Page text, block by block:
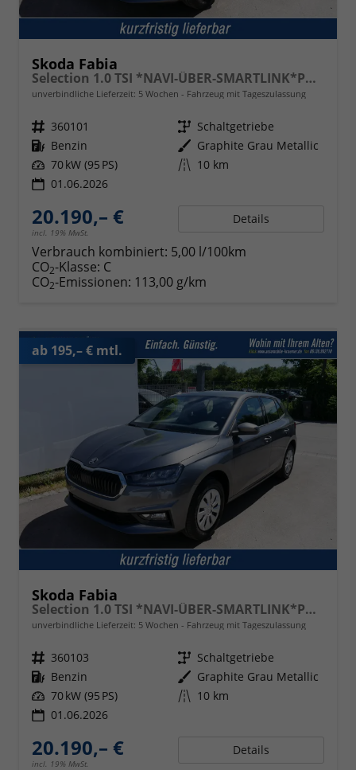
Skoda Fabia
Selection 1.0 TSI *NAVI-ÜBER-SMARTLINK*PDC-HI*LED*SHZ*KLIMA*RADIO
unverbindliche Lieferzeit: 5 Wochen Fahrzeug mit Tageszulassung
Fahrzeugnr. 360101 Getriebe Schaltgetriebe
Kraftstoff Benzin Außenfarbe Graphite Grau Metallic
Leistung 70 kW (95 PS) Kilometerstand 10 km
01.06.2026
20.190,– €
incl. 19% MwSt.
Details
Verbrauch kombiniert: 5,00 l/100km
CO2-Klasse: C
CO2-Emissionen: 113,00 g/km
ab 195,– € mtl.
Skoda Fabia
Selection 1.0 TSI *NAVI-ÜBER-SMARTLINK*PDC-HI*LED*SHZ*KLIMA*RADIO
unverbindliche Lieferzeit: 5 Wochen Fahrzeug mit Tageszulassung
Fahrzeugnr. 360103 Getriebe Schaltgetriebe
Kraftstoff Benzin Außenfarbe Graphite Grau Metallic
Leistung 70 kW (95 PS) Kilometerstand 10 km
01.06.2026
20.190,– €
incl. 19% MwSt.
Details